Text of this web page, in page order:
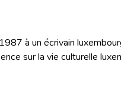
à un écrivain
sur la vie culturelle